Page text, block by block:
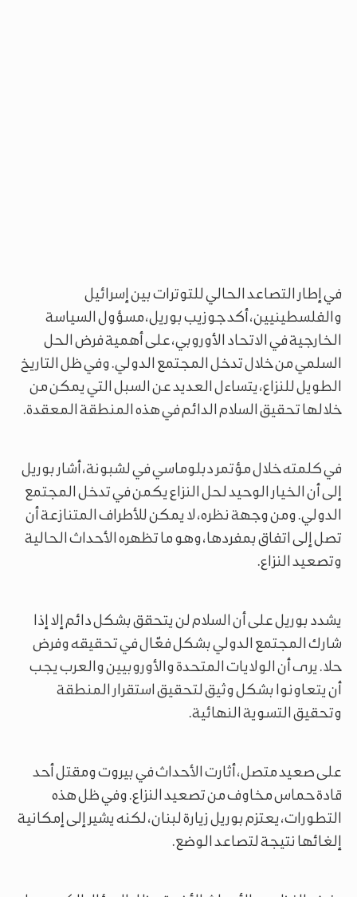
في إطار التصاعد الحالي للتوترات بين إسرائيل
والفلسطينيين، أكد جوزيب بوريل، مسؤول السياسة
الخارجية في الاتحاد الأوروبي، على أهمية فرض الحل
السلمي من خلال تدخل المجتمع الدولي. وفي ظل التاريخ
الطويل للنزاع، يتساءل العديد عن السبل التي يمكن من
خلالها تحقيق السلام الدائم في هذه المنطقة المعقدة.
في كلمته خلال مؤتمر دبلوماسي في لشبونة، أشار بوريل
إلى أن الخيار الوحيد لحل النزاع يكمن في تدخل المجتمع
الدولي. ومن وجهة نظره، لا يمكن للأطراف المتنازعة أن
تصل إلى اتفاق بمفردها، وهو ما تظهره الأحداث الحالية
وتصعيد النزاع.
يشدد بوريل على أن السلام لن يتحقق بشكل دائم إلا إذا
شارك المجتمع الدولي بشكل فعّال في تحقيقه وفرض
حلا. يرى أن الولايات المتحدة والأوروبيين والعرب يجب
أن يتعاونوا بشكل وثيق لتحقيق استقرار المنطقة
وتحقيق التسوية النهائية.
على صعيد متصل، أثارت الأحداث في بيروت ومقتل أحد
قادة حماس مخاوف من تصعيد النزاع. وفي ظل هذه
التطورات، يعتزم بوريل زيارة لبنان، لكنه يشير إلى إمكانية
إلغائها نتيجة لتصاعد الوضع.